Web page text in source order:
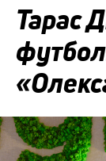
Тарас